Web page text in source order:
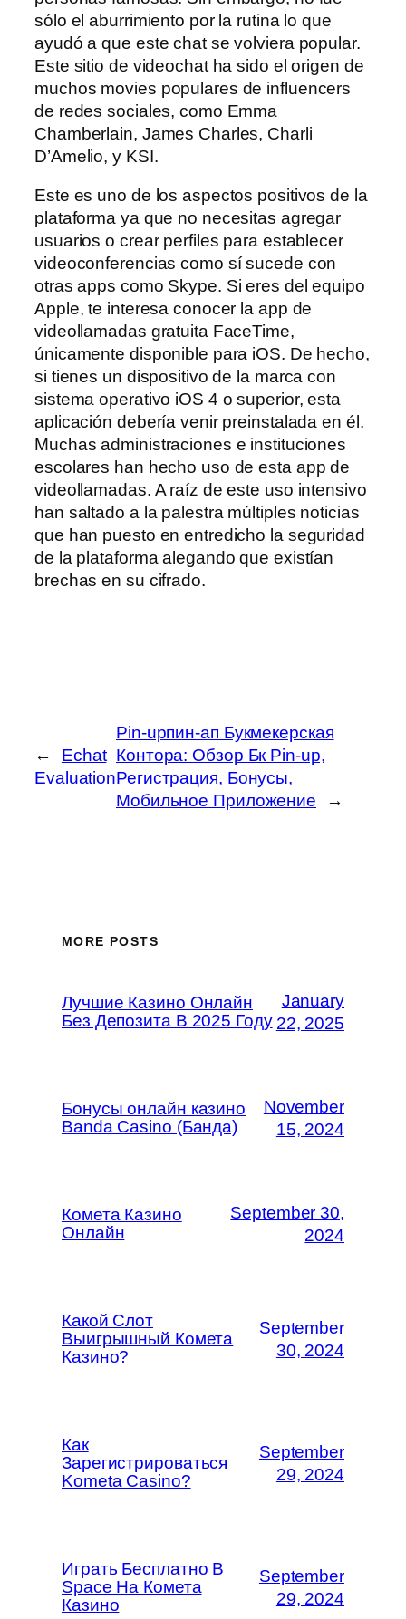
sólo el aburrimiento por la rutina lo que
ayudó a que este chat se volviera popular.
Este sitio de videochat ha sido el origen de
muchos movies populares de influencers
de redes sociales, como Emma
Chamberlain, James Charles, Charli
D’Amelio, y KSI.
Este es uno de los aspectos positivos de la
plataforma ya que no necesitas agregar
usuarios o crear perfiles para establecer
videoconferencias como sí sucede con
otras apps como Skype. Si eres del equipo
Apple, te interesa conocer la app de
videollamadas gratuita FaceTime,
únicamente disponible para iOS. De hecho,
si tienes un dispositivo de la marca con
sistema operativo iOS 4 o superior, esta
aplicación debería venir preinstalada en él.
Muchas administraciones e instituciones
escolares han hecho uso de esta app de
videollamadas. A raíz de este uso intensivo
han saltado a la palestra múltiples noticias
que han puesto en entredicho la seguridad
de la plataforma alegando que existían
brechas en su cifrado.
←
Echat
Evaluation
Pin-upпин-ап Букмекерская
Контора: Обзор Бк Pin-up,
Регистрация, Бонусы,
Мобильное Приложение
→
MORE POSTS
Лучшие Казино Онлайн
Без Депозита В 2025 Году
January
22, 2025
Бонусы онлайн казино
Banda Casino (Банда)
November
15, 2024
Комета Казино
Онлайн
September 30,
2024
Какой Слот
Выигрышный Комета
Казино?
September
30, 2024
Как
Зарегистрироваться
Kometa Casino?
September
29, 2024
Играть Бесплатно В
Space На Комета
Казино
September
29, 2024